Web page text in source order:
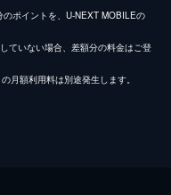
ポイントを、U-NEXT MOBILEの
ていない場合、差額分の料金はご登
月額利用料は別途発生します。